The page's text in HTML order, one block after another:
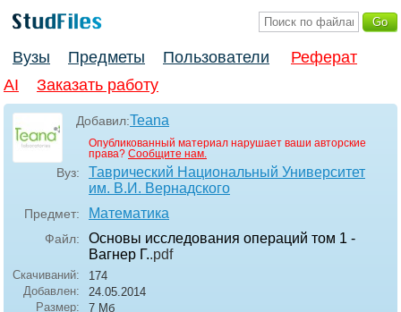
Вузы Предметы Пользователи
Реферат
AI
Заказать работу
Добавил:Teana
Опубликованный материал нарушает ваши авторские
права? Сообщите нам.
Вуз:
Таврический Национальный Университет
им. В.И. Вернадского
Предмет: Математика
Файл:
Основы исследования операций том 1 -
Вагнер Г..pdf
Скачиваний:
174
Добавлен:
24.05.2014
Размер:
7 Мб